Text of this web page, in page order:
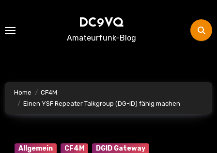
content
DC9VQ
Amateurfunk-Blog
Home
CF4M
Einen YSF Repeater Talkgroup (DG-ID) fähig machen
Allgemein CF4M DGID Gateway